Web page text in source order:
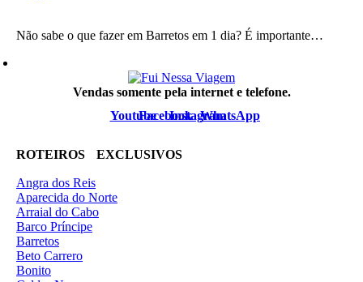
Não sabe o que fazer em Barretos em 1 dia? É importante…
Vendas somente pela internet e telefone.
YoutubeFacebookInstagramWhatsApp
ROTEIROS EXCLUSIVOS
Angra dos Reis
Aparecida do Norte
Arraial do Cabo
Barco Príncipe
Barretos
Beto Carrero
Bonito